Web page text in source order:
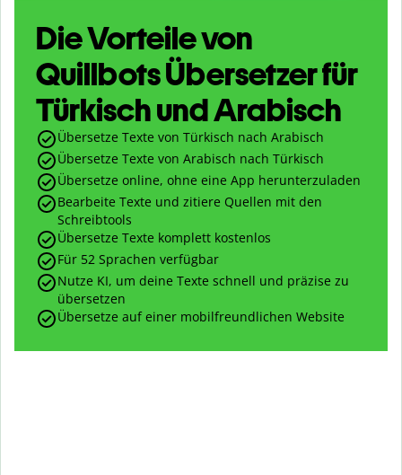
Die Vorteile von
Quillbots Übersetzer für
Türkisch und Arabisch
Übersetze Texte von Türkisch nach Arabisch
Übersetze Texte von Arabisch nach Türkisch
Übersetze online, ohne eine App herunterzuladen
Bearbeite Texte und zitiere Quellen mit den
Schreibtools
Übersetze Texte komplett kostenlos
Für 52 Sprachen verfügbar
Nutze KI, um deine Texte schnell und präzise zu
übersetzen
Übersetze auf einer mobilfreundlichen Website